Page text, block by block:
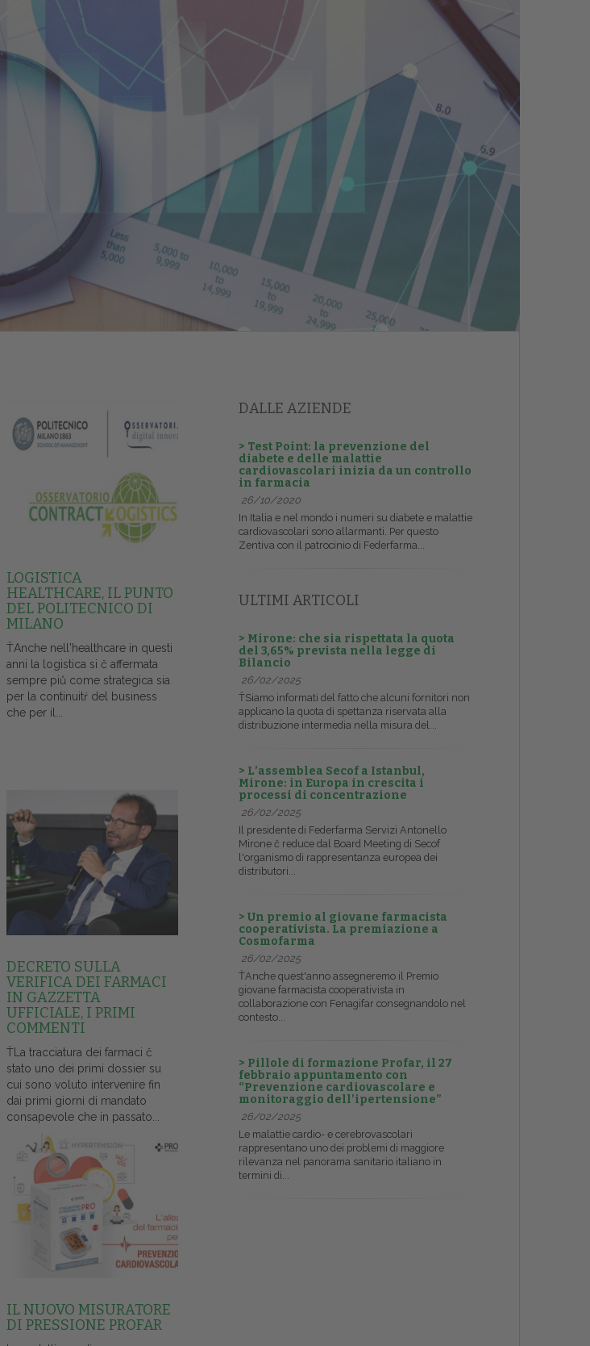
LOGISTICA
HEALTHCARE, IL PUNTO
DEL POLITECNICO DI
MILANO
ŤAnche nell'healthcare in questi
anni la logistica si č affermata
sempre piů come strategica sia
per la continuitŕ del business
che per il...
DECRETO SULLA
VERIFICA DEI FARMACI
IN GAZZETTA
UFFICIALE, I PRIMI
COMMENTI
ŤLa tracciatura dei farmaci č
stato uno dei primi dossier su
cui sono voluto intervenire fin
dai primi giorni di mandato
consapevole che in passato...
IL NUOVO MISURATORE
DI PRESSIONE PROFAR
DALLE AZIENDE
> Test Point: la prevenzione del
diabete e delle malattie
cardiovascolari inizia da un controllo
in farmacia
26/10/2020
In Italia e nel mondo i numeri su diabete e malattie
cardiovascolari sono allarmanti. Per questo
Zentiva con il patrocinio di Federfarma...
ULTIMI ARTICOLI
> Mirone: che sia rispettata la quota
del 3,65% prevista nella legge di
Bilancio
26/02/2025
ŤSiamo informati del fatto che alcuni fornitori non
applicano la quota di spettanza riservata alla
distribuzione intermedia nella misura del...
> L’assemblea Secof a Istanbul,
Mirone: in Europa in crescita i
processi di concentrazione
26/02/2025
Il presidente di Federfarma Servizi Antonello
Mirone č reduce dal Board Meeting di Secof
l'organismo di rappresentanza europea dei
distributori...
> Un premio al giovane farmacista
cooperativista. La premiazione a
Cosmofarma
26/02/2025
ŤAnche quest'anno assegneremo il Premio
giovane farmacista cooperativista in
collaborazione con Fenagifar consegnandolo nel
contesto...
> Pillole di formazione Profar, il 27
febbraio appuntamento con
“Prevenzione cardiovascolare e
monitoraggio dell’ipertensione”
26/02/2025
Le malattie cardio- e cerebrovascolari
rappresentano uno dei problemi di maggiore
rilevanza nel panorama sanitario italiano in
termini di...